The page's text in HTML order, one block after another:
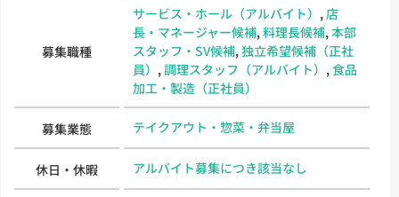
募集職種
サービス・ホール（アルバイト） , 店
長・マネージャー候補,料理長候補,本部
スタッフ・SV候補,独立希望候補（正社
員） ,調理スタッフ（アルバイト） ,食品
加工・製造（正社員）
募集業態 テイクアウト・惣菜・弁当屋
休日・休暇 アルバイト募集につき該当なし